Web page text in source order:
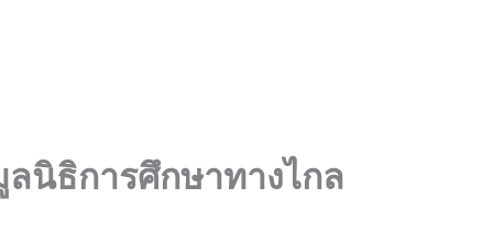
นิธิการศึกษาทางไกล